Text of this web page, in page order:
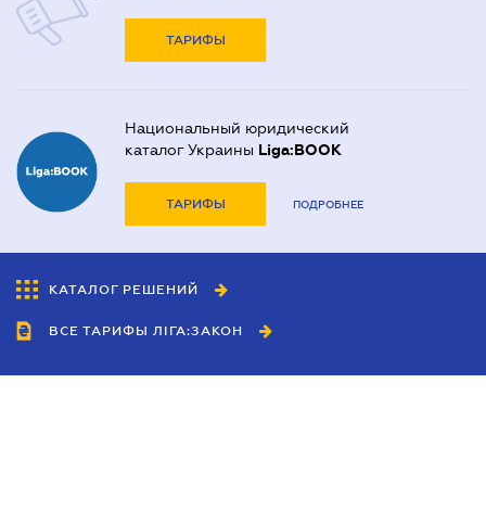
ТАРИФЫ
Национальный юридический
каталог Украины Liga:BOOK
ТАРИФЫ ПОДРОБНЕЕ
КАТАЛОГ РЕШЕНИЙ
ВСЕ ТАРИФЫ ЛІГА:ЗАКОН